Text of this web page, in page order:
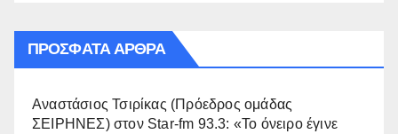
ΠΡΌΣΦΑΤΑ ΆΡΘΡΑ
Αναστάσιος Τσιρίκας (Πρόεδρος ομάδας
ΣΕΙΡΗΝΕΣ) στον Star-fm 93.3: «Το όνειρο έγινε